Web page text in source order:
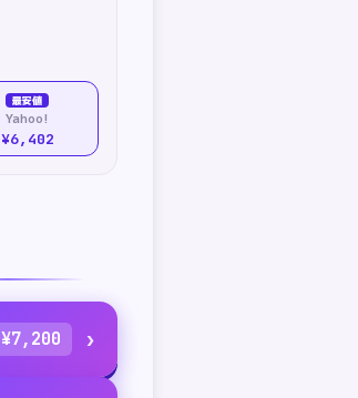
最安値
Yahoo!
¥6,402
¥7,200 ›